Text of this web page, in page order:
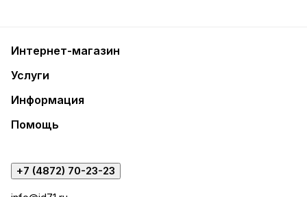
Интернет-магазин
Услуги
Информация
Помощь
+7 (4872) 70-23-23